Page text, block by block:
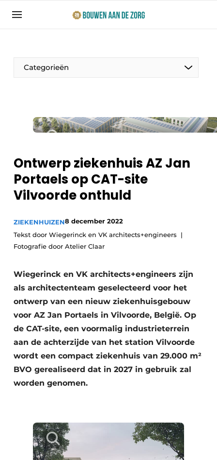
Aanmelden
Bedrijven
Bouwen aan de Zorg | Vakblad over bouw en
Direct contact
Jaarboek
Jubileumboek
Meest gelezen
Podcasts
Privacy / Cookie statement
Vacatures
Video’s
Categorieën
Productinformatie
Ziekenhuizen
Privéklinieken
Laboratoria
Ontwerp ziekenhuis AZ Jan
Portaels op CAT-site
Vilvoorde onthuld
ZIEKENHUIZEN8 december 2022
Tekst door Wiegerinck en VK architects+engineers
Fotografie door Atelier Claar
Wiegerinck en VK architects+engineers zijn
als architectenteam geselecteerd voor het
ontwerp van een nieuw ziekenhuisgebouw
voor AZ Jan Portaels in Vilvoorde, België. Op
de CAT-site, een voormalig industrieterrein
aan de achterzijde van het station Vilvoorde
wordt een compact ziekenhuis van 29.000 m²
BVO gerealiseerd dat in 2027 in gebruik zal
worden genomen.